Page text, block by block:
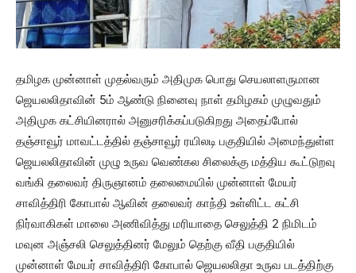
தமிழக முன்னாள் முதல்வரும் அதிமுக பொது செயலாளருமான
ஜெயலலிதாவின் 5ம் ஆண்டு நினைவு நாள் தமிழகம் முழுவதும்
அதிமுக கட்சியினரால் அனுசரிக்கப்படுகிறது அதைப்போல்
தஞ்சாவூர் மாவட்டத்தில் தஞ்சாவூர் ரயிலடி பகுதியில் அமைந்துள்ள
ஜெயலலிதாவின் முழு உருவ வெண்கல சிலைக்கு மத்திய கூட்டுறவு
வங்கி தலைவர் திருஞானம் தலைமையில் முன்னாள் மேயர்
சாவித்திரி கோபால் ஆவின் தலைவர் காந்தி உள்ளிட்ட கட்சி
நிர்வாகிகள் மாலை அணிவித்து மரியாதை செலுத்தி 2 நிமிடம்
மவுன அஞ்சலி செலுத்தினர் மேலும் தெற்கு வீதி பகுதியில்
முன்னாள் மேயர் சாவித்திரி கோபால் ஜெயலலிதா உருவ படத்திற்கு